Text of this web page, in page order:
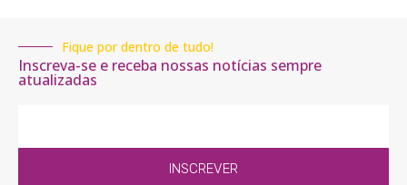
Fique por dentro de tudo!
Inscreva-se e receba nossas notícias sempre
atualizadas
INSCREVER